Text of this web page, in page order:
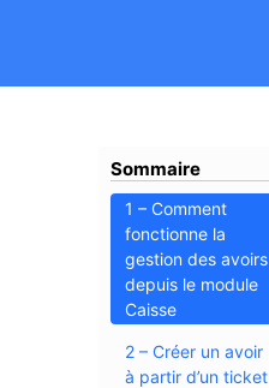
Sommaire
1 – Comment
fonctionne la
gestion des avoirs
depuis le module
Caisse
2 – Créer un avoir
à partir d’un ticket